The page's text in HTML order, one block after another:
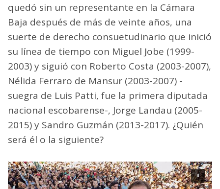
quedó sin un representante en la Cámara
Baja después de más de veinte años, una
suerte de derecho consuetudinario que inició
su línea de tiempo con Miguel Jobe (1999-
2003) y siguió con Roberto Costa (2003-2007),
Nélida Ferraro de Mansur (2003-2007) -
suegra de Luis Patti, fue la primera diputada
nacional escobarense-, Jorge Landau (2005-
2015) y Sandro Guzmán (2013-2017). ¿Quién
será él o la siguiente?